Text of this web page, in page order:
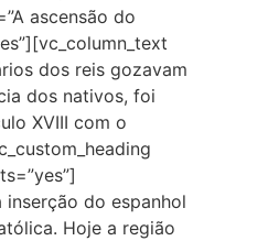
ascensão do
dos reis gozavam
dos nativos, foi
XVIII com o
inserção do espanhol
Hoje a região